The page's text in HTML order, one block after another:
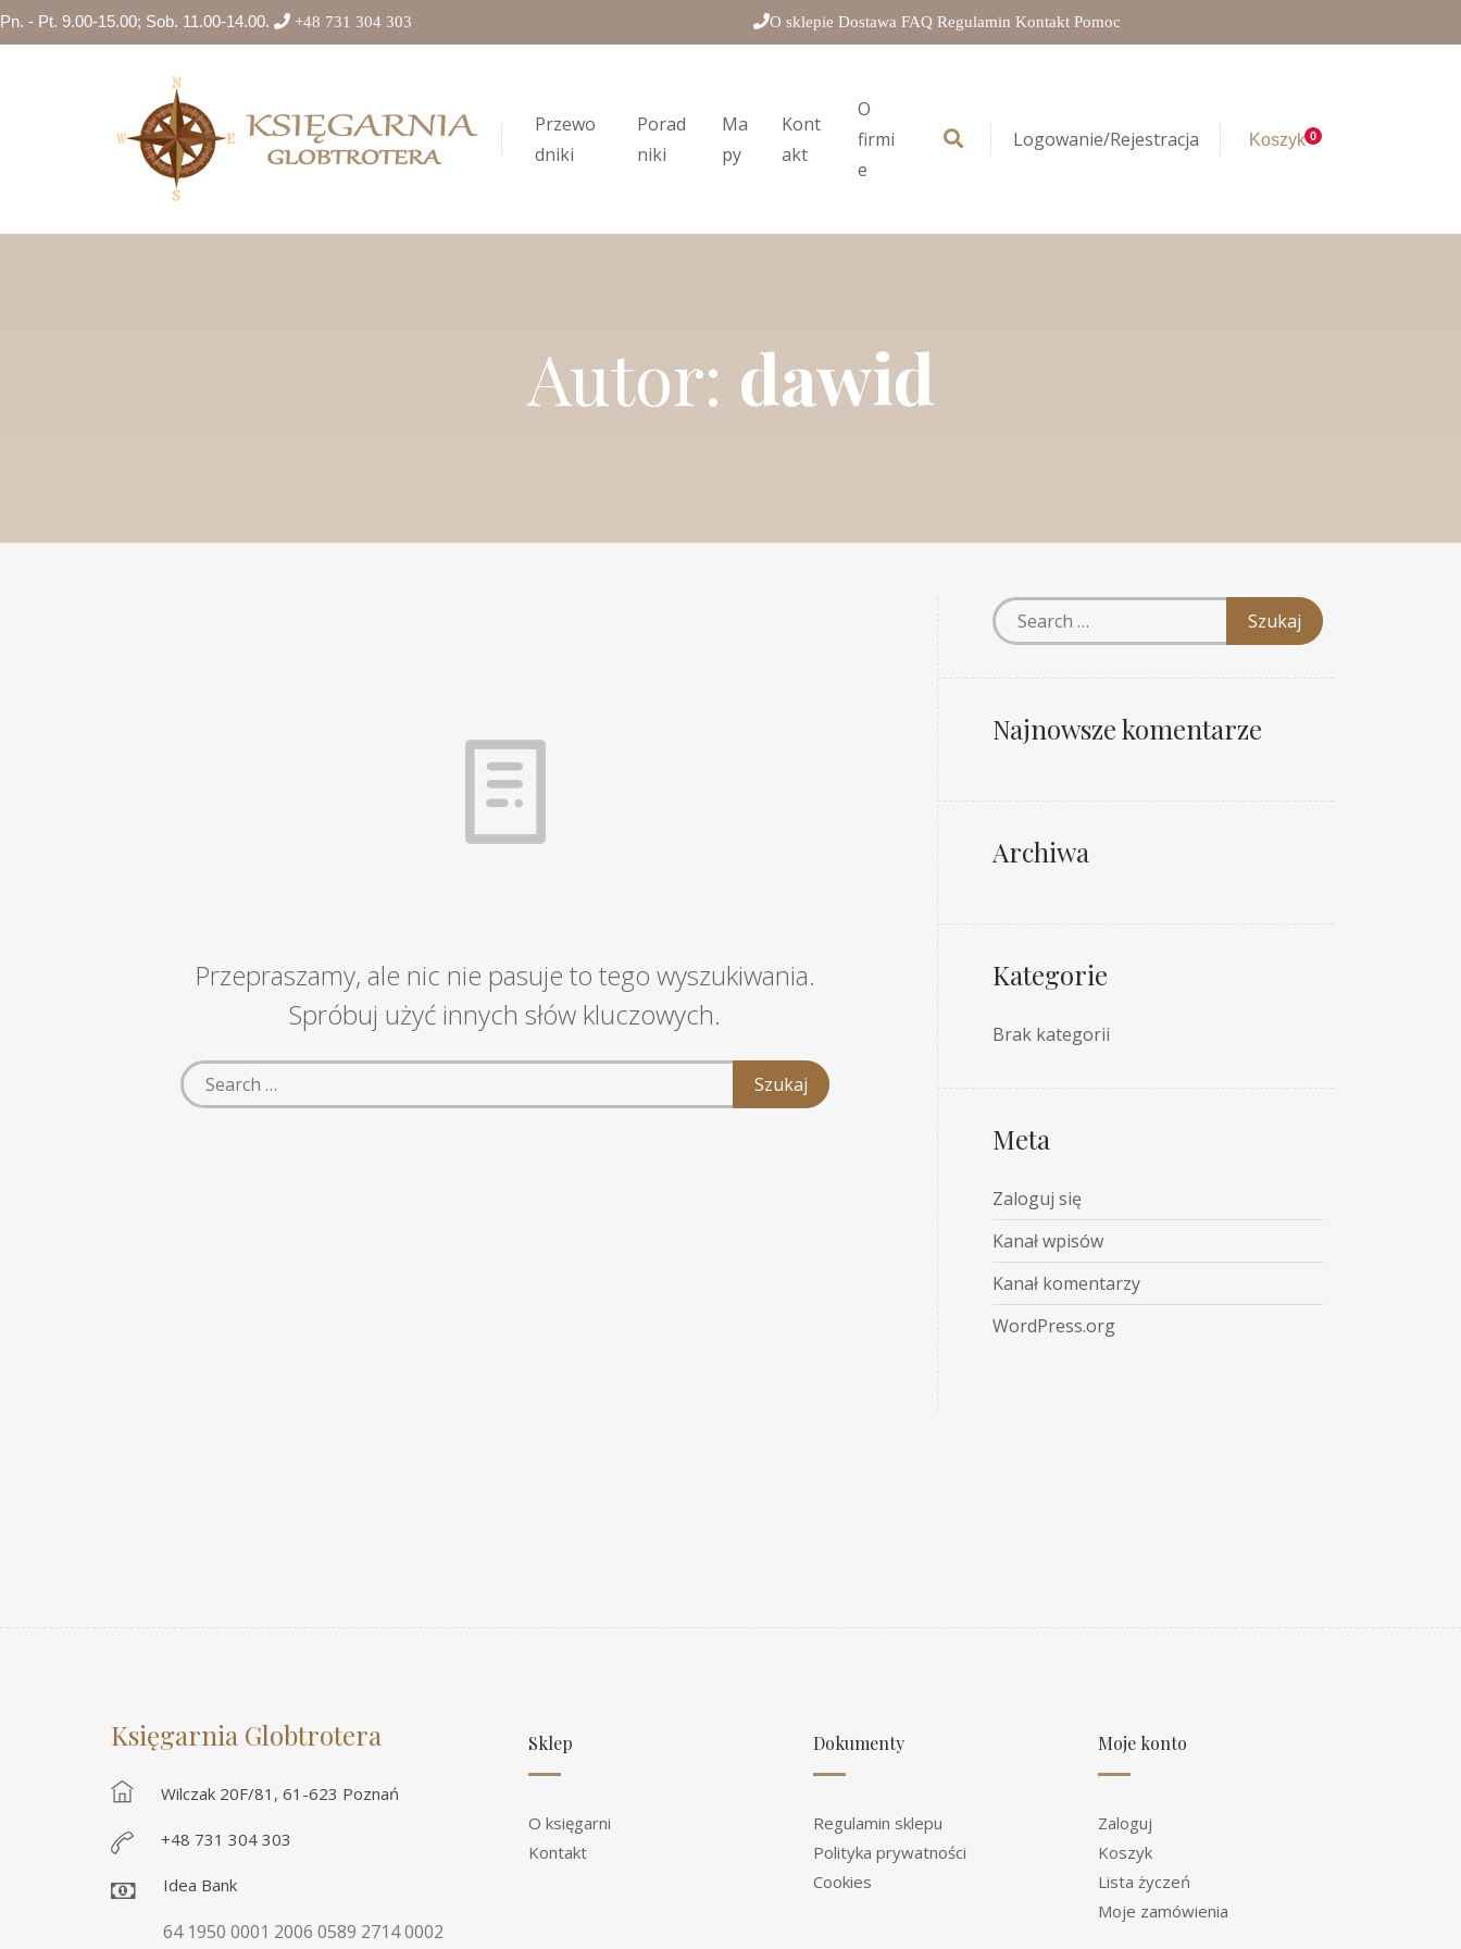
Pn. - Pt. 9.00-15.00; Sob. 11.00-14.00. +48 731 304 303 O sklepie Dostawa FAQ Regulamin Kontakt Pomoc
Przewo
dniki
Porad
niki
Ma
py
Kont
akt
O
firmi
e
Logowanie/Rejestracja Koszyk0
Autor: dawid
Przepraszamy, ale nic nie pasuje to tego wyszukiwania.
Spróbuj użyć innych słów kluczowych.
Najnowsze komentarze
Archiwa
Kategorie
Brak kategorii
Meta
Zaloguj się
Kanał wpisów
Kanał komentarzy
WordPress.org
Księgarnia Globtrotera
Wilczak 20F/81, 61-623 Poznań
+48 731 304 303
Idea Bank
64 1950 0001 2006 0589 2714 0002
Sklep
O księgarni
Kontakt
Dokumenty
Regulamin sklepu
Polityka prywatności
Cookies
Moje konto
Zaloguj
Koszyk
Lista życzeń
Moje zamówienia